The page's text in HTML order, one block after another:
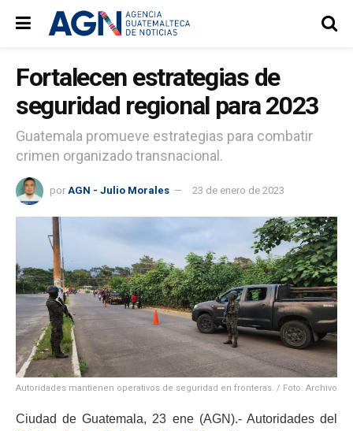
Fortalecen estrategias de
seguridad regional para 2023
Guatemala promueve estrategias para combatir
crimen organizado transnacional.
por AGN - Julio Morales 23 de enero de 2023
Autoridades mantienen operativos de seguridad en fronteras. / Foto: Archivo
Ciudad de Guatemala, 23 ene (AGN).- Autoridades del